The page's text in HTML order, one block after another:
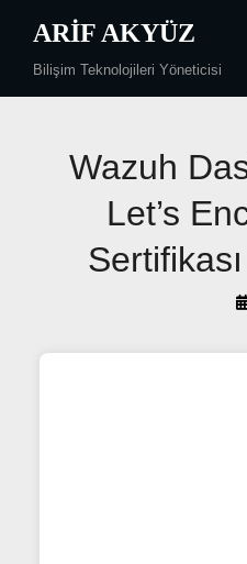
content
ARIF AKYÜZ
Bilişim Teknolojileri Yöneticisi
Wazuh
Let’s
Yazı